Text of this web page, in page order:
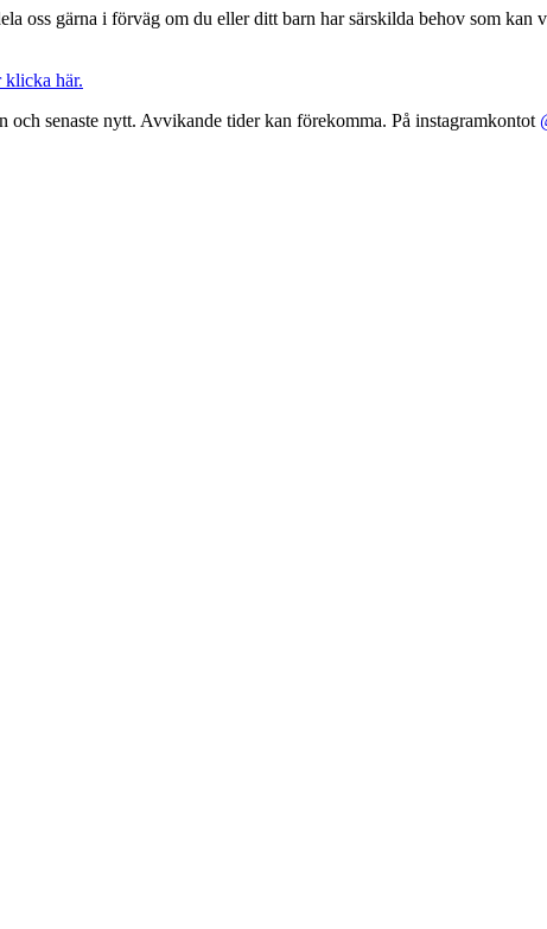
oss gärna i förväg om du eller ditt barn har särskilda behov som kan
här.
och senaste nytt. Avvikande tider kan förekomma. På instagramkontot